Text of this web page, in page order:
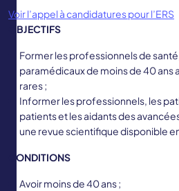
Voir l’appel à candidatures pour l’ERS
OBJECTIFS
Former les professionnels de
paramédicaux de moins de 40 ans
rares ;
Informer les professionnels, les
patients et les aidants des
une revue scientifique disponible
CONDITIONS
Avoir moins de 40 ans ;